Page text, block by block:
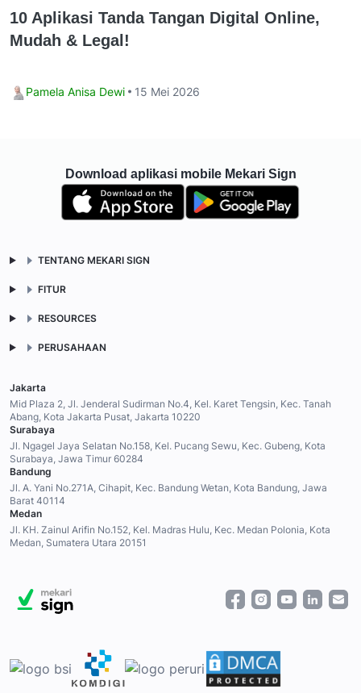
10 Aplikasi Tanda Tangan Digital Online,
Mudah & Legal!
Pamela Anisa Dewi 15 Mei 2026
Download aplikasi mobile Mekari Sign
TENTANG MEKARI SIGN
FITUR
RESOURCES
PERUSAHAAN
Jakarta
Mid Plaza 2, Jl. Jenderal Sudirman No.4, Kel. Karet Tengsin, Kec. Tanah
Abang, Kota Jakarta Pusat, Jakarta 10220
Surabaya
Jl. Ngagel Jaya Selatan No.158, Kel. Pucang Sewu, Kec. Gubeng, Kota
Surabaya, Jawa Timur 60284
Bandung
Jl. A. Yani No.271A, Cihapit, Kec. Bandung Wetan, Kota Bandung, Jawa
Barat 40114
Medan
Jl. KH. Zainul Arifin No.152, Kel. Madras Hulu, Kec. Medan Polonia, Kota
Medan, Sumatera Utara 20151